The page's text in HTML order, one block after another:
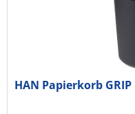
HAN Papierkorb